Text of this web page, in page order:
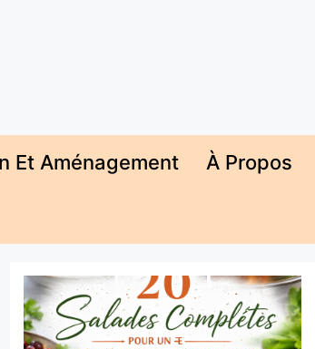
Et Aménagement À Propos